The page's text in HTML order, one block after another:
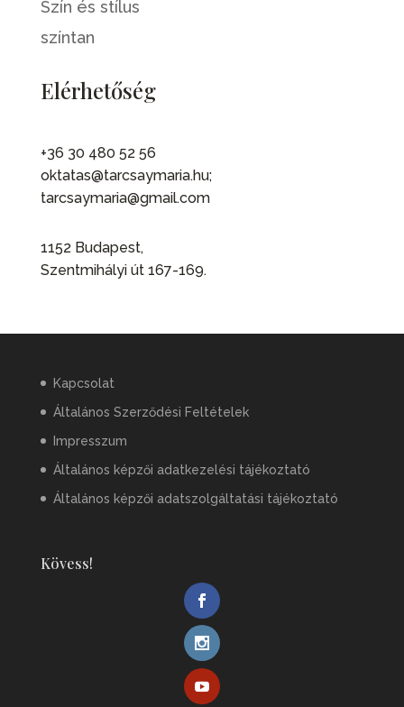
Szín és stílus
színtan
Elérhetőség
+36 30 480 52 56
oktatas@tarcsaymaria.hu;
tarcsaymaria@gmail.com
1152 Budapest,
Szentmihályi út 167-169.
Kapcsolat
Általános Szerződési Feltételek
Impresszum
Általános képzői adatkezelési tájékoztató
Általános képzői adatszolgáltatási tájékoztató
Kövess!